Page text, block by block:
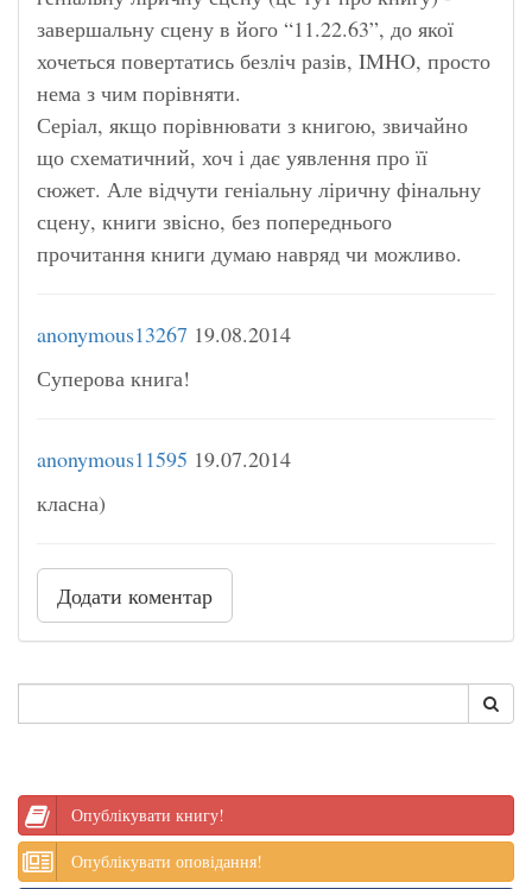
завершальну сцену в його “11.22.63”, до якої
хочеться повертатись безліч разів, IMHO, просто
нема з чим порівняти.
Серіал, якщо порівнювати з книгою, звичайно
що схематичний, хоч і дає уявлення про її
сюжет. Але відчути геніальну ліричну фінальну
сцену, книги звісно, без попереднього
прочитання книги думаю навряд чи можливо.
anonymous13267 19.08.2014
Суперова книга!
anonymous11595 19.07.2014
класна)
Додати коментар
Опублікувати книгу!
Опублікувати оповідання!